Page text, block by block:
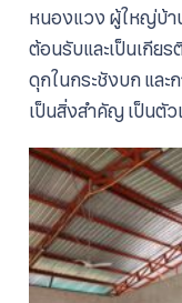
หนองแวง ผู้ใหญ่บ้า
ต้อนรับและเป็นเกีย
ดุกในกระชังบก แล
เป็นสิ่งสำคัญ เป็นตั